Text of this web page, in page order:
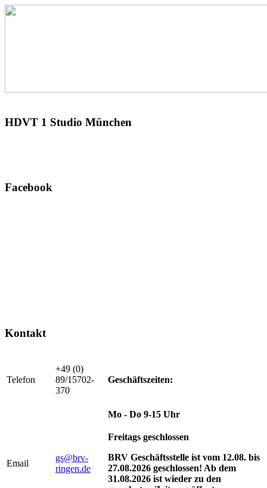
HDVT 1 Studio München
Facebook
Kontakt
Telefon
+49 (0)
89/15702-
370
Geschäftszeiten:
Mo - Do 9-15 Uhr
Email
gs@brv-
ringen.de
Freitags geschlossen
BRV Geschäftsstelle ist vom 12.08. bis
27.08.2026 geschlossen! Ab dem
31.08.2026 ist wieder zu den